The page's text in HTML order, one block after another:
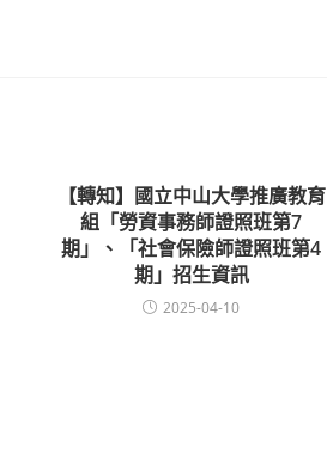
【轉知】國立中山大學推廣教育
組「勞資事務師證照班第7
期」、「社會保險師證照班第4
期」招生資訊
2025-04-10